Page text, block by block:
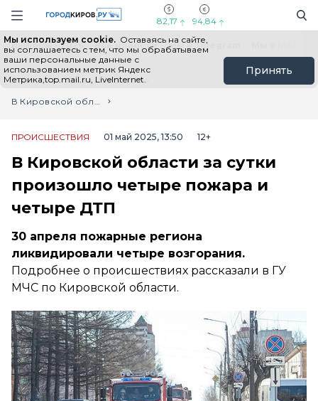
Навигация сайта
82,17 94,84
Мы используем cookie. Оставаясь на сайте,
вы соглашаетесь с тем, что мы обрабатываем
ваши персональные данные с
использованием метрик Яндекс
Метрика,top.mail.ru, LiveInternet.
Принять
Выборы - 2026 Все новости Мы в Telegram
Главная
Лента новостей
В Кировской области за сутки произошло четыре пожара и четыре ДТП
ПРОИСШЕСТВИЯ 01 май 2025, 13:50 12+
В Кировской области за сутки
произошло четыре пожара и
четыре ДТП
30 апреля пожарные региона
ликвидировали четыре возгорания.
Подробнее о происшествиях рассказали в ГУ
МЧС по Кировской области.